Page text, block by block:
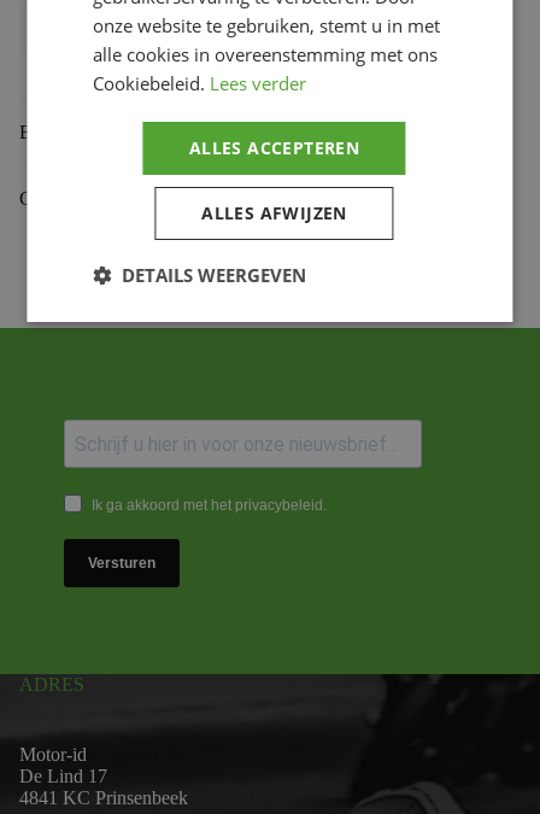
Bihr productcode 1108973001,5301.38.C45T
Productmerk
Beoordelingen (0)
Gekoppelde Motoren
Ik ga akkoord met het privacybeleid.
Versturen
ADRES
Motor-id
De Lind 17
4841 KC Prinsenbeek
onze website te gebruiken, stemt u in met
alle cookies in overeenstemming met ons
Cookiebeleid. Lees verder
ALLES ACCEPTEREN
ALLES AFWIJZEN
DETAILS WEERGEVEN